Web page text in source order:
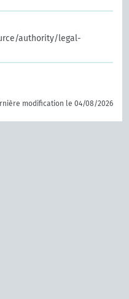
authority/legal-
modification le 04/08/2026